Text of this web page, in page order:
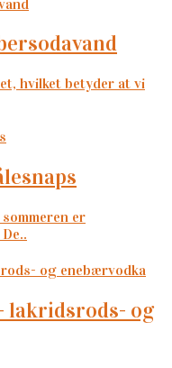
hvilket betyder at vi
er